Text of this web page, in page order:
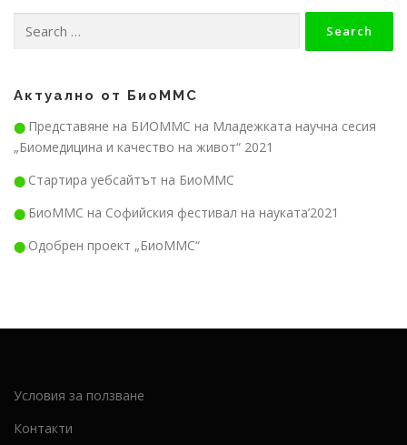
Актуално от БиоММС
⬤ Представяне на БИОММС на Младежката научна сесия
„Биомедицина и качество на живот“ 2021
⬤ Стартира уебсайтът на БиоММС
⬤ БиоММС на Софийския фестивал на науката’2021
⬤ Одобрен проект „БиоММС“
Условия за ползване
Контакти